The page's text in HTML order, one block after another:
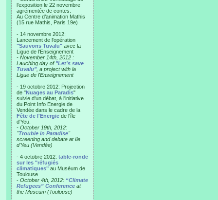
l’exposition le 22 novembre
agrémentée de contes.
Au Centre d’animation Mathis
(15 rue Mathis, Paris 19e)
- 14 novembre 2012:
Lancement de l'opération
"Sauvons Tuvalu" avec la
Ligue de l'Enseignement
- November 14th, 2012 :
Lauching day of "Let's save
Tuvalu", a project with la
Ligue de l'Enseignement
- 19 octobre 2012: Projection
de "Nuages au Paradis"
suivie d'un débat, à l'initiative
du Point Info Energie de
Vendée dans le cadre de la
Fête de l'Energie de l'île
d'Yeu.
- October 19th, 2012:
"Trouble in Paradise"
screening and debate at Ile
d'Yeu (Vendée)
- 4 octobre 2012: table-ronde
sur les "réfugiés
climatiques" au Muséum de
Toulouse
- October 4th, 2012: “Climate
Refugees” Conference at
the Museum (Toulouse)